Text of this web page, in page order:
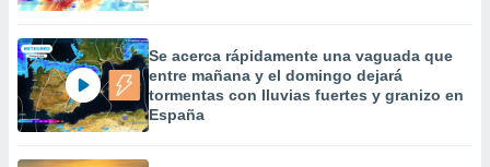
Se acerca rápidamente una vaguada que
entre mañana y el domingo dejará
tormentas con lluvias fuertes y granizo en
España